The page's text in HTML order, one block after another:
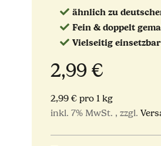
ähnlich zu
Fein & doppelt
Vielseitig einsetzbar
2,99 €
2,99 € pro 1 kg
inkl. 7% MwSt. , zzgl.